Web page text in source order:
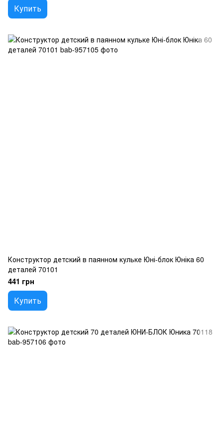
Купить
Конструктор детский в паянном кульке Юні-блок Юніка 60
деталей 70101
441 грн
Купить